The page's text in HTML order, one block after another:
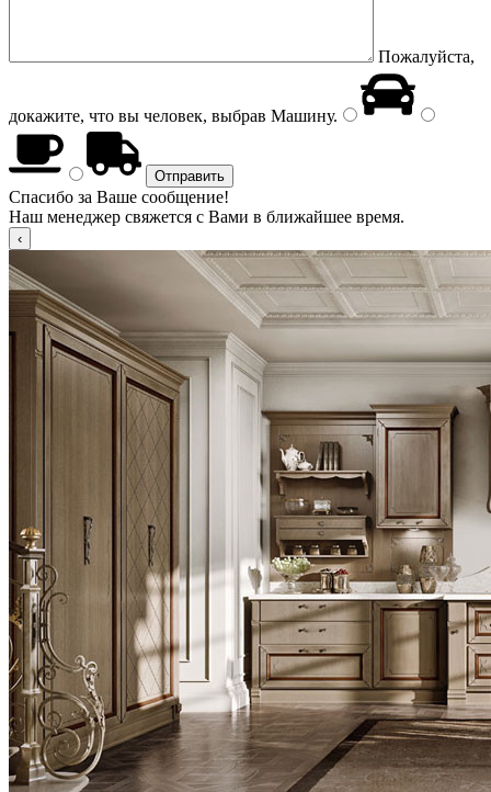
Пожалуйста,
докажите, что вы человек, выбрав Машину.
Спасибо за Ваше сообщение!
Наш менеджер свяжется с Вами в ближайшее время.